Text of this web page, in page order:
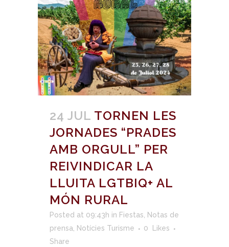
24 JUL TORNEN LES
JORNADES “PRADES
AMB ORGULL” PER
REIVINDICAR LA
LLUITA LGTBIQ+ AL
MÓN RURAL
Posted at 09:43h in Fiestas
Notas de
prensa
Notícies Turisme 0
Likes
Share